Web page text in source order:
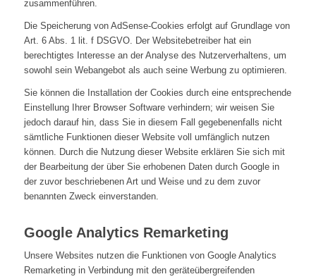
zusammenführen.
Die Speicherung von AdSense-Cookies erfolgt auf Grundlage von
Art. 6 Abs. 1 lit. f DSGVO. Der Websitebetreiber hat ein
berechtigtes Interesse an der Analyse des Nutzerverhaltens, um
sowohl sein Webangebot als auch seine Werbung zu optimieren.
Sie können die Installation der Cookies durch eine entsprechende
Einstellung Ihrer Browser Software verhindern; wir weisen Sie
jedoch darauf hin, dass Sie in diesem Fall gegebenenfalls nicht
sämtliche Funktionen dieser Website voll umfänglich nutzen
können. Durch die Nutzung dieser Website erklären Sie sich mit
der Bearbeitung der über Sie erhobenen Daten durch Google in
der zuvor beschriebenen Art und Weise und zu dem zuvor
benannten Zweck einverstanden.
Google Analytics Remarketing
Unsere Websites nutzen die Funktionen von Google Analytics
Remarketing in Verbindung mit den geräteübergreifenden